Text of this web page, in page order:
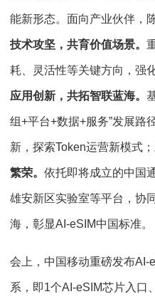
能新形态。面向产业伙伴，
技术攻坚，共育价值场景。
耗、灵活性等关键方向，强
应用创新，共拓智联蓝海。
组+平台+数据+服务”发展路
新，探索Token运营新模式；
繁荣。 依托即将成立的中国
雄安新区实验室等平台，协
海，彰显AI-eSIM中国标准。
会上，中国移动重磅发布AI-
系，即1个AI-eSIM芯片入口